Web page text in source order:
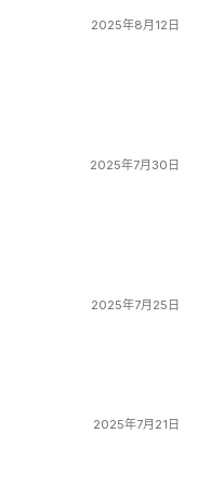
2025年8月12日
2025年7月30日
2025年7月25日
2025年7月21日